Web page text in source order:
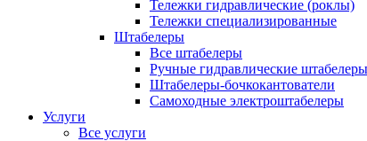
Тележки гидравлические (роклы)
Тележки специализированные
Штабелеры
Все штабелеры
Ручные гидравлические штабелеры
Штабелеры-бочкокантователи
Самоходные электроштабелеры
Услуги
Все услуги